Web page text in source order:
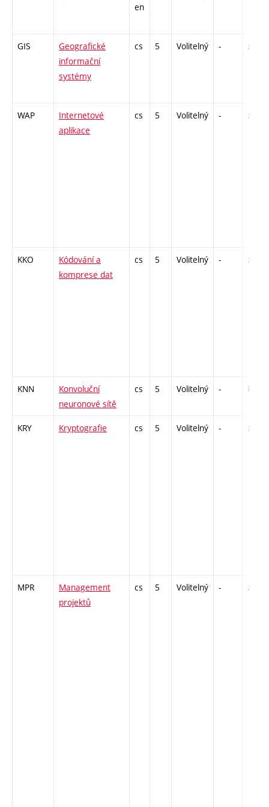
en
GIS
Geografické
informační
systémy
cs 5 Volitelný - zá,zk
WAP
Internetové
aplikace
cs 5 Volitelný - zá,zk
KKO
Kódování a
komprese dat
cs 5 Volitelný - zá,zk
KNN
Konvoluční
neuronové sítě
cs 5 Volitelný - kl
KRY Kryptografie cs 5 Volitelný - zá,zk
MPR
Management
projektů
cs 5 Volitelný - zá,zk